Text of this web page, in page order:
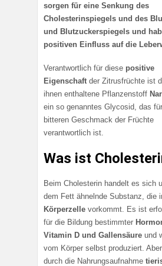
sorgen für eine Senkung des
Cholesterinspiegels und des
und Blutzuckerspiegels und
positiven Einfluss auf die
Verantwortlich für diese positive
Eigenschaft der Zitrusfrüchte ist
ihnen enthaltene Pflanzenstoff
ein so genanntes Glycosid, das
bitteren Geschmack der Früchte
verantwortlich ist.
Was ist
Beim Cholesterin handelt es sich
dem Fett ähnelnde Substanz, die
Körperzelle vorkommt. Es ist
für die Bildung bestimmter
Vitamin D und Gallensäure und
vom Körper selbst produziert.
durch die Nahrungsaufnahme